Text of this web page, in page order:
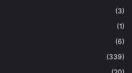
(3)
(1)
(6)
(339)